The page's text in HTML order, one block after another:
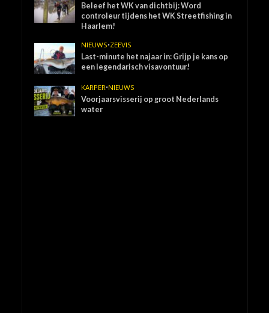
Beleef het WK van dichtbij: Word
controleur tijdens het WK Streetfishing in
Haarlem!
NIEUWS•ZEEVIS
Last-minute het najaar in: Grijp je kans op
een legendarisch visavontuur!
KARPER•NIEUWS
Voorjaarsvisserij op groot Nederlands
water